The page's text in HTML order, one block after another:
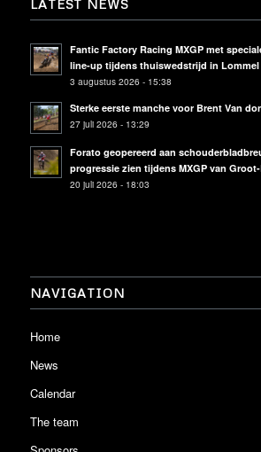
LATEST NEWS
Fantic Factory Racing MXGP met
line-up tijdens thuiswedstrijd in Lommel
3 augustus 2026 - 15:38
Sterke eerste manche voor Brent Van
27 juli 2026 - 13:29
Forato geopereerd aan
progressie zien tijdens MXGP van
20 juli 2026 - 18:03
NAVIGATION
Home
News
Calendar
The team